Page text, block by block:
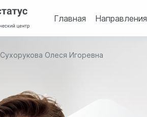
Главная Направления
Сухорукова Олеся Игоревна